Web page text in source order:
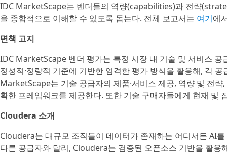
IDC MarketScape는 벤더들의 역량(capabilities)과 전략
을 종합적으로 이해할 수 있도록 돕는다. 전체 보고서는 여기에
면책 고지
IDC MarketScape 벤더 평가는 특정 시장 내 기술 및 서비스
정성적·정량적 기준에 기반한 엄격한 평가 방식을 활용해, 각
MarketScape는 기술 공급자의 제품·서비스 제공, 역량 및 전
확한 프레임워크를 제공한다. 또한 기술 구매자들에게 현재 및
Cloudera 소개
Cloudera는 대규모 조직들이 데이터가 존재하는 어디서든 AI
다른 공급자와 달리, Cloudera는 검증된 오픈소스 기반을 활